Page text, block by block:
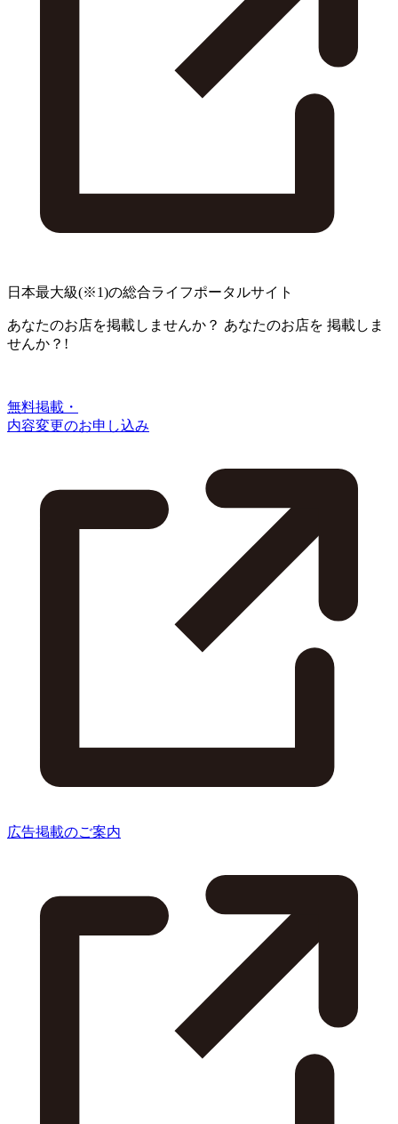
日本最大級(※1)の総合ライフポータルサイト
あなたのお店を掲載しませんか？ あなたのお店を 掲載しま
せんか？!
無料掲載・
内容変更のお申し込み
広告掲載のご案内